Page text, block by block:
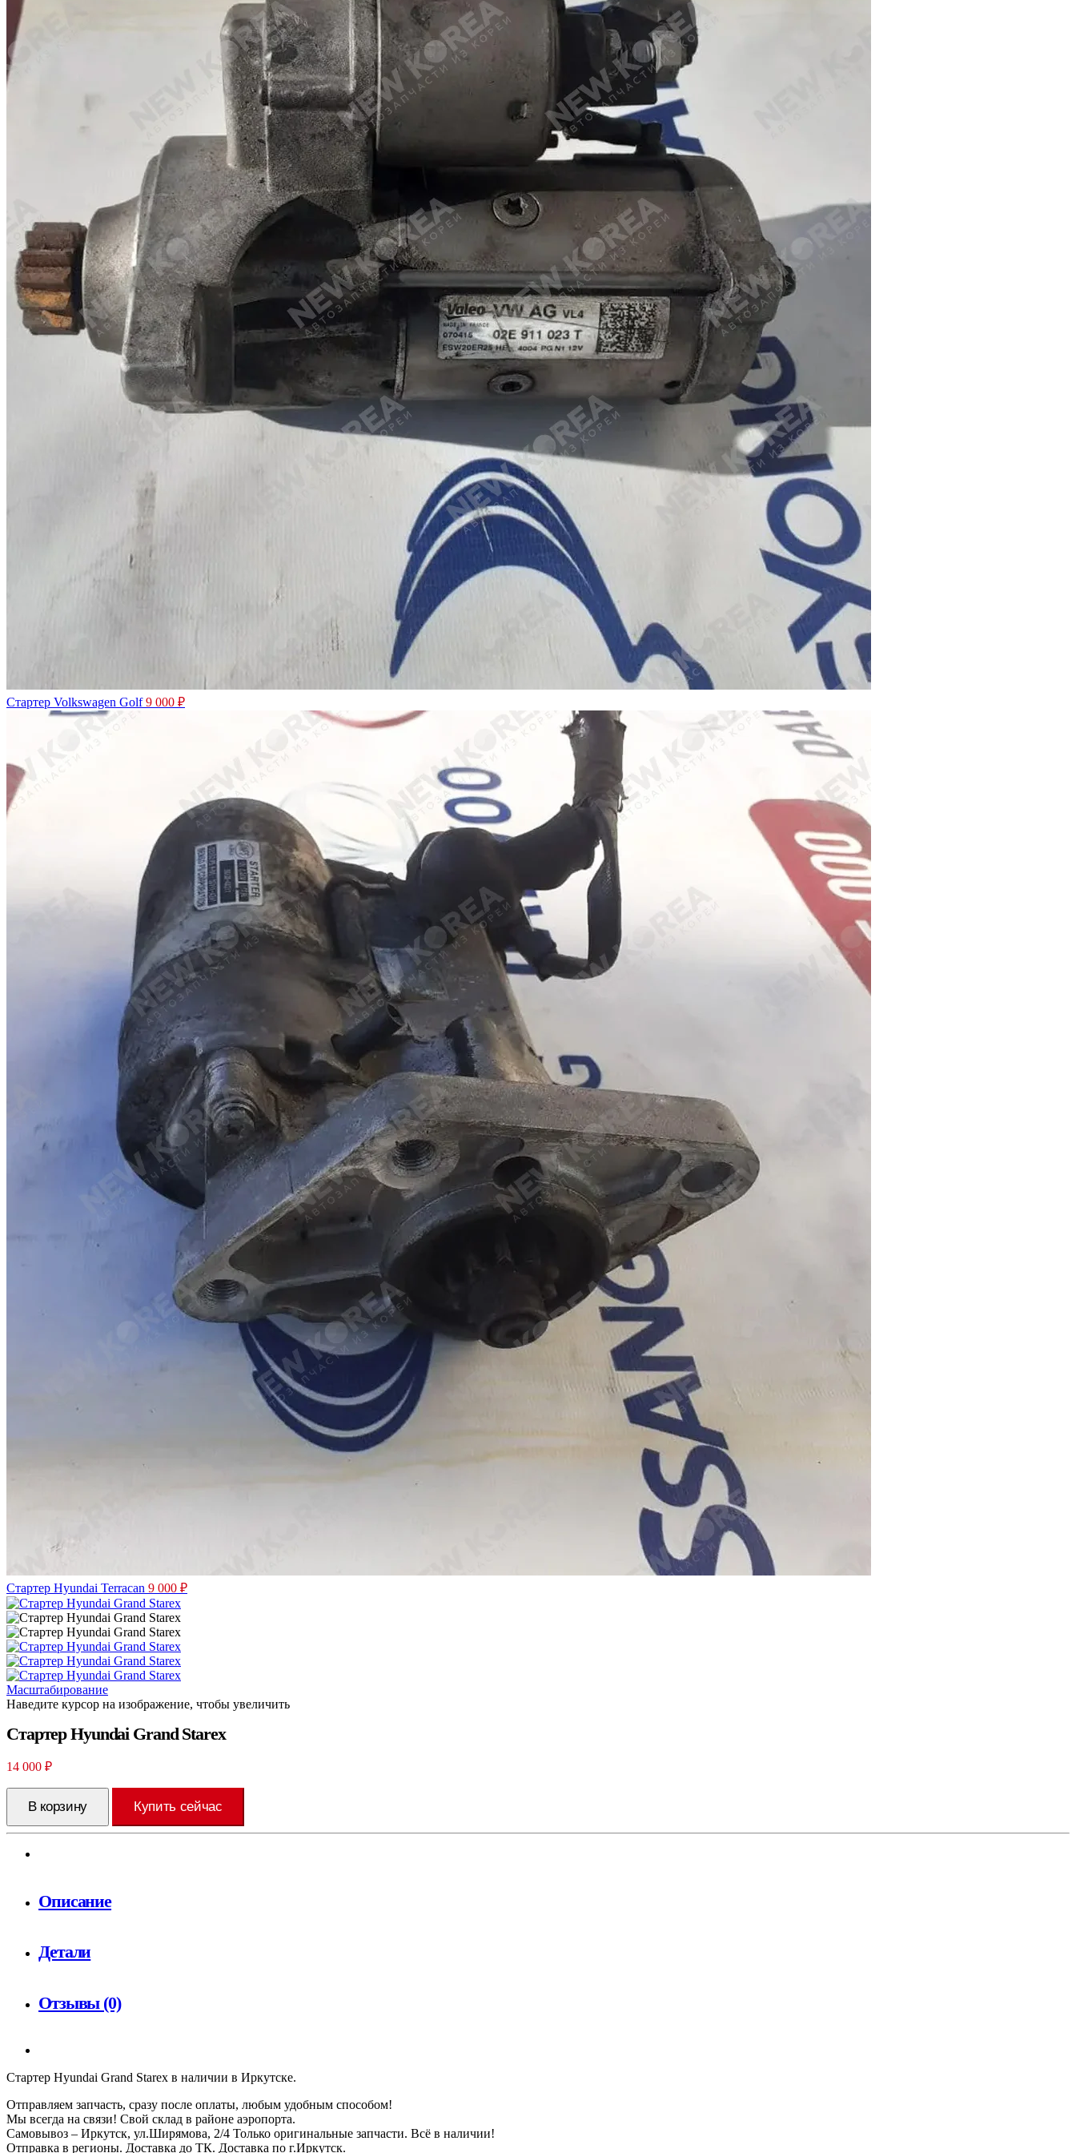
Стартер Volkswagen Golf 9 000 ₽
Стартер Hyundai Terracan 9 000 ₽
Масштабирование
Наведите курсор на изображение, чтобы увеличить
Стартер Hyundai Grand Starex
14 000 ₽
В корзину Купить сейчас
Описание
Детали
Отзывы (0)
Стартер Hyundai Grand Starex в наличии в Иркутске.
Отправляем запчасть, сразу после оплаты, любым удобным способом!
Мы всегда на связи! Свой склад в районе аэропорта.
Самовывоз – Иркутск, ул.Ширямова, 2/4 Только оригинальные запчасти. Всё в наличии!
Отправка в регионы. Доставка до ТК. Доставка по г.Иркутск.